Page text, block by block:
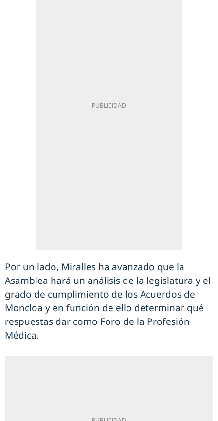
Por un lado, Miralles ha avanzado que la
Asamblea hará un análisis de la legislatura y el
grado de cumplimiento de los Acuerdos de
Moncloa y en función de ello determinar qué
respuestas dar como Foro de la Profesión
Médica.